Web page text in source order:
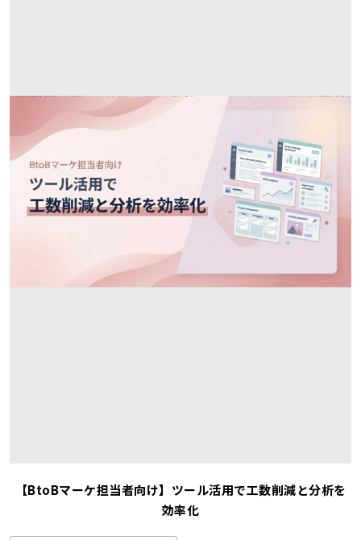
【BtoBマーケ担当者向け】ツール活用で工数削減と分析を
効率化